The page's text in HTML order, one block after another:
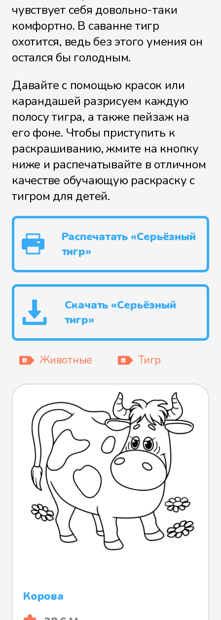
чувствует себя довольно-таки
комфортно. В саванне тигр
охотится, ведь без этого умения он
остался бы голодным.
Давайте с помощью красок или
карандашей разрисуем каждую
полосу тигра, а также пейзаж на
его фоне. Чтобы приступить к
раскрашиванию, жмите на кнопку
ниже и распечатывайте в отличном
качестве обучающую раскраску с
тигром для детей.
Распечатать «Серьёзный
тигр»
Скачать «Серьёзный
тигр»
Животные Тигр
Корова